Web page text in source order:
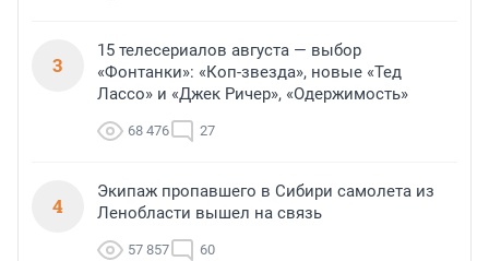
3
15 телесериалов августа — выбор
«Фонтанки»: «Коп-звезда», новые «Тед
Лассо» и «Джек Ричер», «Одержимость»
68 476 27
4
Экипаж пропавшего в Сибири самолета из
Ленобласти вышел на связь
57 857 60